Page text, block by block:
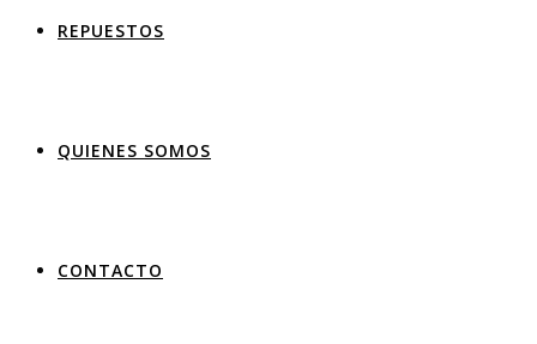
REPUESTOS
QUIENES SOMOS
CONTACTO